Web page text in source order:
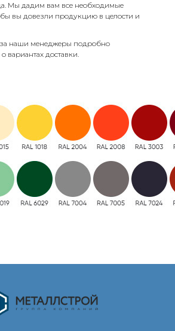
Мы дадим вам все необходимые
вы довезли продукцию в целости и
наши менеджеры подробно
вариантах доставки.